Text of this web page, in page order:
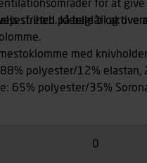
for at
Ideelle til aktive
stretch på baglår og
med
polyester/12% elastan,
65% polyester/35%
polyamid CORDURA®.